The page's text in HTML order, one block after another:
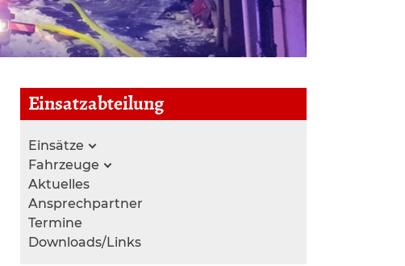
Einsatzabteilung
Einsätze
Fahrzeuge
Aktuelles
Ansprechpartner
Termine
Downloads/Links